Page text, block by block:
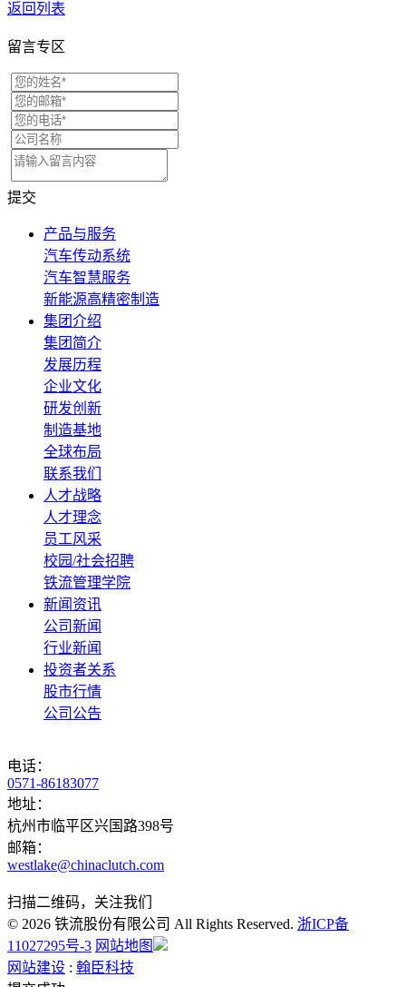
返回列表
留言专区
提交
产品与服务
汽车传动系统
汽车智慧服务
新能源高精密制造
集团介绍
集团简介
发展历程
企业文化
研发创新
制造基地
全球布局
联系我们
人才战略
人才理念
员工风采
校园/社会招聘
铁流管理学院
新闻资讯
公司新闻
行业新闻
投资者关系
股市行情
公司公告
电话：
0571-86183077
地址：
杭州市临平区兴国路398号
邮箱：
westlake@chinaclutch.com
扫描二维码，关注我们
© 2026 铁流股份有限公司 All Rights Reserved. 浙ICP备
11027295号-3 网站地图
网站建设 : 翰臣科技